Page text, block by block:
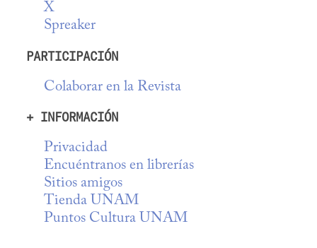
X
Spreaker
PARTICIPACIÓN
Colaborar en la Revista
+ INFORMACIÓN
Privacidad
Encuéntranos en librerías
Sitios amigos
Tienda UNAM
Puntos Cultura UNAM